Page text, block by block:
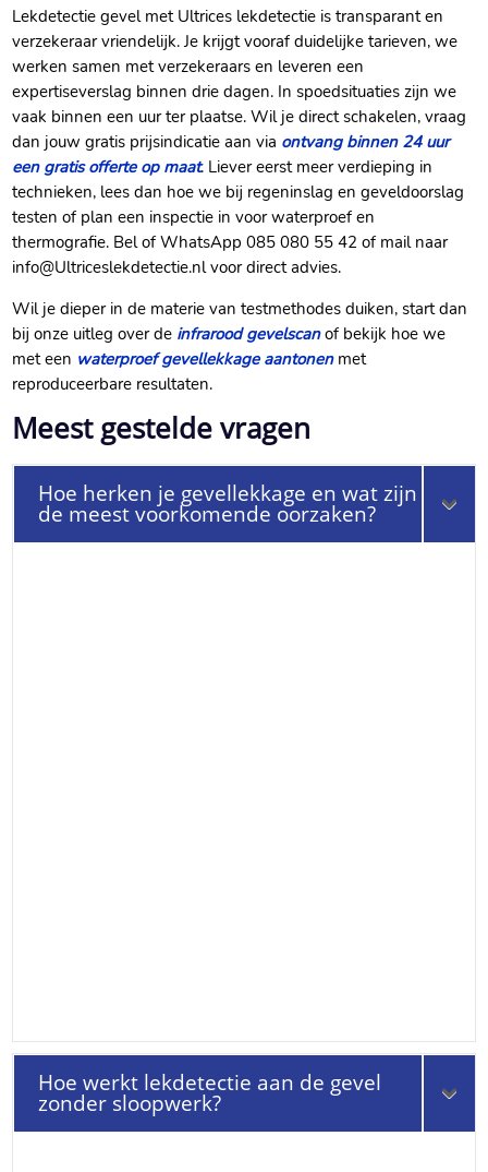
Lekdetectie gevel met Ultrices lekdetectie is transparant en
verzekeraar vriendelijk.​ Je krijgt vooraf duidelijke tarieven, we
werken samen met verzekeraars en leveren een
expertiseverslag binnen drie dagen.​ In spoedsituaties zijn we
vaak binnen een uur ter plaatse.​ Wil je direct schakelen, vraag
dan jouw gratis prijsindicatie aan via ontvang binnen 24 uur
een gratis offerte op maat.​ Liever eerst meer verdieping in
technieken, lees dan hoe we bij regeninslag en geveldoorslag
testen of plan een inspectie in voor waterproef en
thermografie.​ Bel of WhatsApp 085 080 55 42 of mail naar
info@Ultriceslekdetectie.​nl voor direct advies.​
Wil je dieper in de materie van testmethodes duiken, start dan
bij onze uitleg over de infrarood gevelscanof bekijk hoe we
met een waterproef gevellekkage aantonenmet
reproduceerbare resultaten.​
Meest gestelde vragen
Hoe herken je gevellekkage en wat zijn
de meest voorkomende oorzaken?
Hoe werkt lekdetectie aan de gevel
zonder sloopwerk?